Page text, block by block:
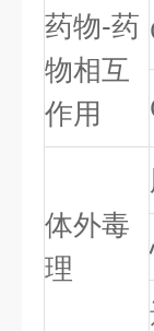
药物-药
物相互
作用
体外毒
理